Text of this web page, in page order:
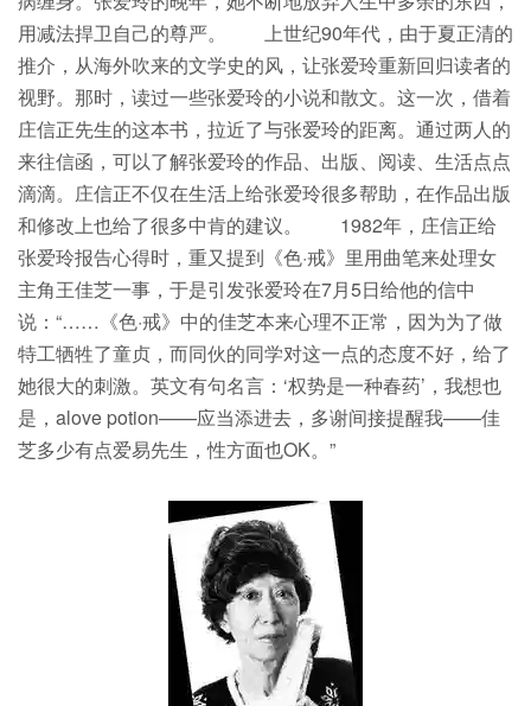
用减法捍卫自己的尊严。 上世纪90年代，由于夏正清的
推介，从海外吹来的文学史的风，让张爱玲重新回归读者的
视野。那时，读过一些张爱玲的小说和散文。这一次，借着
庄信正先生的这本书，拉近了与张爱玲的距离。通过两人的
来往信函，可以了解张爱玲的作品、出版、阅读、生活点点
滴滴。庄信正不仅在生活上给张爱玲很多帮助，在作品出版
和修改上也给了很多中肯的建议。 1982年，庄信正给
张爱玲报告心得时，重又提到《色·戒》里用曲笔来处理女
主角王佳芝一事，于是引发张爱玲在7月5日给他的信中
说：“……《色·戒》中的佳芝本来心理不正常，因为为了做
特工牺牲了童贞，而同伙的同学对这一点的态度不好，给了
她很大的刺激。英文有句名言：‘权势是一种春药’，我想也
是，alove potion——应当添进去，多谢间接提醒我——佳
芝多少有点爱易先生，性方面也OK。”